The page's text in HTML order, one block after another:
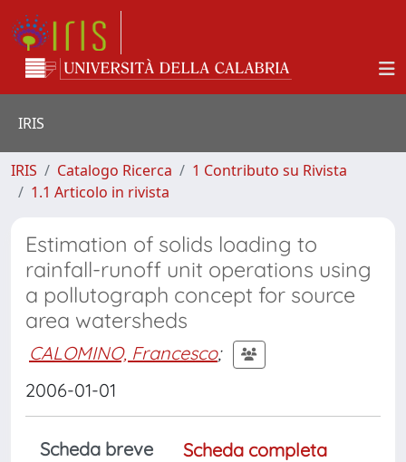
IRIS
IRIS Catalogo Ricerca
1 Contributo su Rivista
1.1 Articolo in rivista
Estimation of solids loading to
rainfall-runoff unit operations using
a pollutograph concept for source
area watersheds
CALOMINO, Francesco;
2006-01-01
Scheda breve
Scheda completa